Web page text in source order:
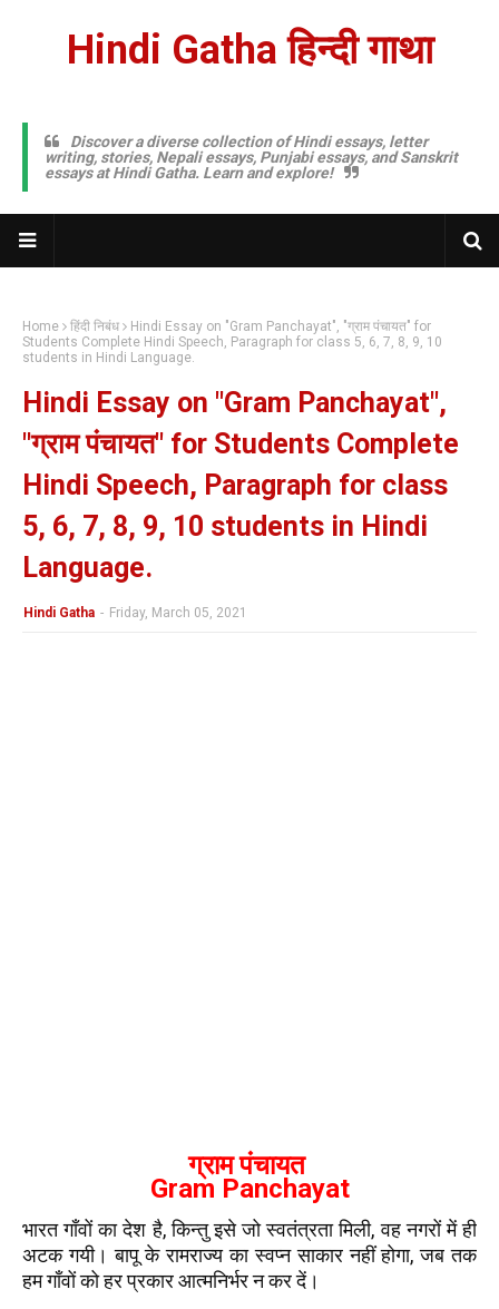
Hindi Gatha हिन्दी गाथा
Discover a diverse collection of Hindi essays, letter
writing, stories, Nepali essays, Punjabi essays, and Sanskrit
essays at Hindi Gatha. Learn and explore!
Home हिंदी निबंध
Hindi Essay on "Gram Panchayat", "ग्राम पंचायत" for
Students Complete Hindi Speech, Paragraph for class 5, 6, 7, 8, 9, 10
students in Hindi Language.
Hindi Essay on "Gram Panchayat",
"ग्राम पंचायत" for Students Complete
Hindi Speech, Paragraph for class
5, 6, 7, 8, 9, 10 students in Hindi
Language.
Hindi Gatha - Friday, March 05, 2021
ग्राम पंचायत
Gram Panchayat
भारत गाँवों का देश है, किन्तु इसे जो स्वतंत्रता मिली, वह नगरों में ही
अटक गयी। बापू के रामराज्य का स्वप्न साकार नहीं होगा, जब तक
हम गाँवों को हर प्रकार आत्मनिर्भर न कर दें।